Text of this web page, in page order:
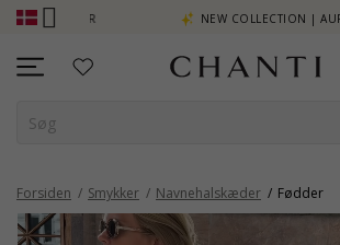
- KLIK HER NEW COLLECTION | AURA
Forsiden Smykker Navnehalskæder Fødder